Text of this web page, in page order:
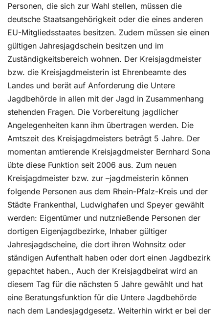
Personen, die sich zur Wahl stellen, müssen die
deutsche Staatsangehörigkeit oder die eines anderen
EU-Mitgliedsstaates besitzen. Zudem müssen sie einen
gültigen Jahresjagdschein besitzen und im
Zuständigkeitsbereich wohnen. Der Kreisjagdmeister
bzw. die Kreisjagdmeisterin ist Ehrenbeamte des
Landes und berät auf Anforderung die Untere
Jagdbehörde in allen mit der Jagd in Zusammenhang
stehenden Fragen. Die Vorbereitung jagdlicher
Angelegenheiten kann ihm übertragen werden. Die
Amtszeit des Kreisjagdmeisters beträgt 5 Jahre. Der
momentan amtierende Kreisjagdmeister Bernhard Sona
übte diese Funktion seit 2006 aus. Zum neuen
Kreisjagdmeister bzw. zur –jagdmeisterin können
folgende Personen aus dem Rhein-Pfalz-Kreis und der
Städte Frankenthal, Ludwighafen und Speyer gewählt
werden: Eigentümer und nutznießende Personen der
dortigen Eigenjagdbezirke, Inhaber gültiger
Jahresjagdscheine, die dort ihren Wohnsitz oder
ständigen Aufenthalt haben oder dort einen Jagdbezirk
gepachtet haben., Auch der Kreisjagdbeirat wird an
diesem Tag für die nächsten 5 Jahre gewählt und hat
eine Beratungsfunktion für die Untere Jagdbehörde
nach dem Landesjagdgesetz. Weiterhin wirkt er bei der